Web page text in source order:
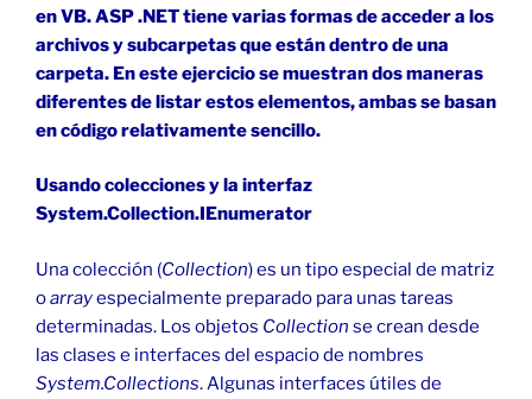
en VB. ASP .NET tiene varias formas de acceder a los
archivos y subcarpetas que están dentro de una
carpeta. En este ejercicio se muestran dos maneras
diferentes de listar estos elementos, ambas se basan
en código relativamente sencillo.
Usando colecciones y la interfaz
System.Collection.IEnumerator
Una colección (Collection) es un tipo especial de matriz
oarrayespecialmente preparado para unas tareas
determinadas. Los objetos Collection se crean desde
las clases e interfaces del espacio de nombres
System.Collections. Algunas interfaces útiles de